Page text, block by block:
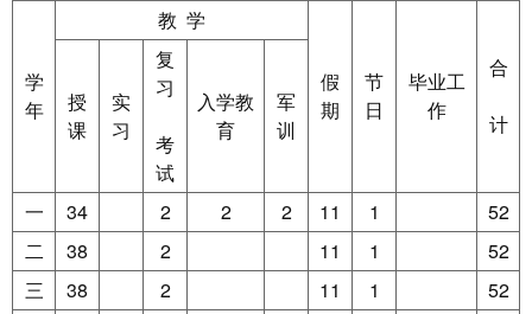
学
年
教 学
假
期
节
日
毕业工
作
合
计
授
课
实
习
复
习
考
试
入学教
育
军
训
一 34 2 2 2 11 1
52
二
38 2 11 1
52
三
38 2 11 1
52